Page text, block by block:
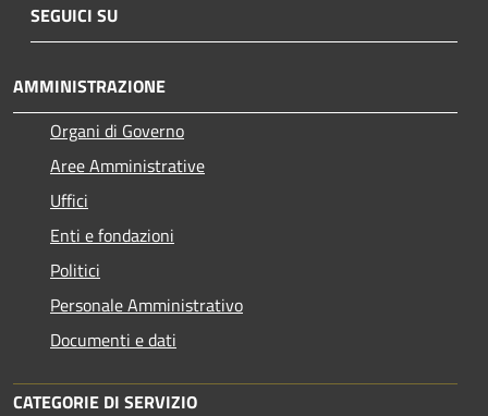
SEGUICI SU
AMMINISTRAZIONE
Organi di Governo
Aree Amministrative
Uffici
Enti e fondazioni
Politici
Personale Amministrativo
Documenti e dati
CATEGORIE DI SERVIZIO